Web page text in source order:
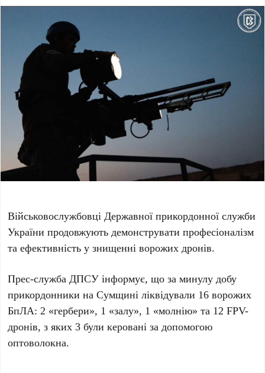
Військовослужбовці Державної прикордонної служби
України продовжують демонструвати професіоналізм
та ефективність у знищенні ворожих дронів.
Прес-служба ДПСУ інформує, що за минулу добу
прикордонники на Сумщині ліквідували 16 ворожих
БпЛА: 2 «гербери», 1 «залу», 1 «молнію» та 12 FPV-
дронів, з яких 3 були керовані за допомогою
оптоволокна.